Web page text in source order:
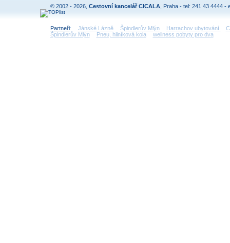
© 2002 - 2026, Cestovní kancelář CICALA , Praha - tel: 241 43 4444 -
Partneři: Jánské Lázně Špindlerův Mlýn Harrachov ubytování
Špindlerův Mlýn
Pneu, hliníková kola wellness pobyty pro dva